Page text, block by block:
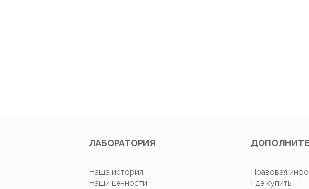
ЛАБОРАТОРИЯ
Наша история
Наши ценности
Правовая
Где купить